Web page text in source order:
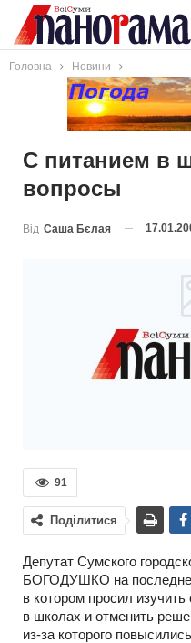
Головна Новини
С питанием в
вопросы
Від Саша Бєлая
91
Поділитися
Депутат Сумского
БОГОДУШКО на
в котором просил
в школах и отменить
из-за которого